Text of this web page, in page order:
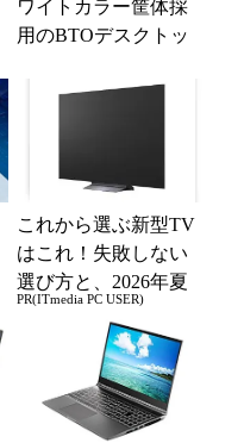
ワイトカラー筐体採
用のBTOデスクトッ
部パーツも白色に統
これから選ぶ新型TV
はこれ！失敗しない
選び方と、2026年夏
の一押しモデル
PR(ITmedia PC USER)